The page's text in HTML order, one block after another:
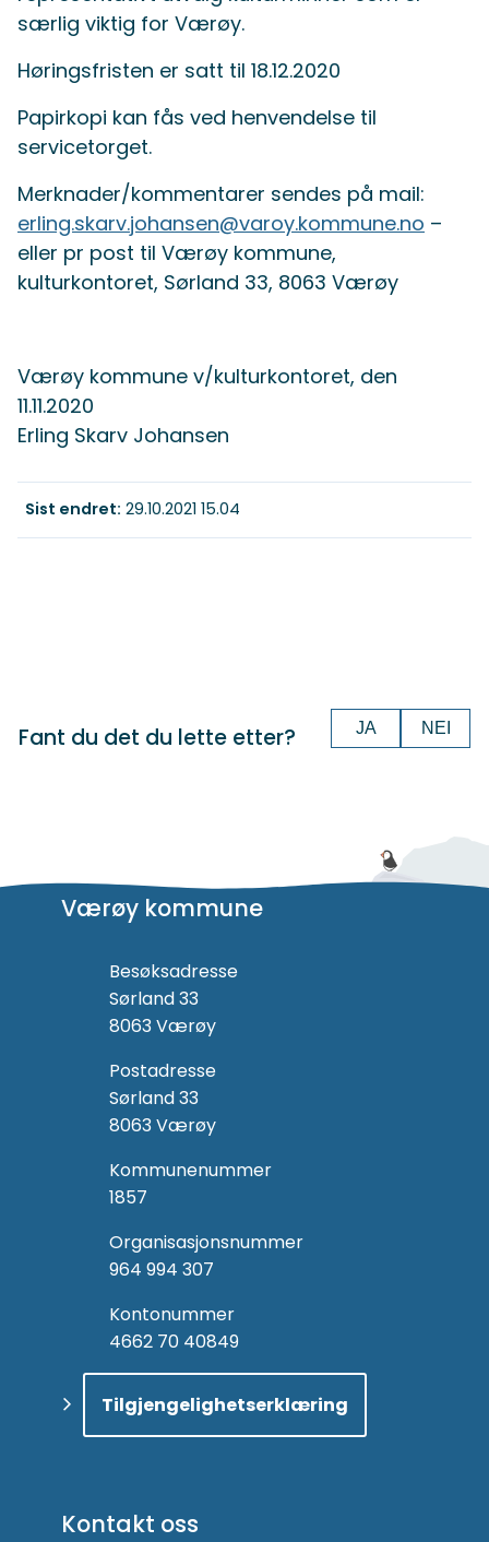
særlig viktig for Værøy.
Høringsfristen er satt til 18.12.2020
Papirkopi kan fås ved henvendelse til
servicetorget.
Merknader/kommentarer sendes på mail:
erling.skarv.johansen@varoy.kommune.no –
eller pr post til Værøy kommune,
kulturkontoret, Sørland 33, 8063 Værøy
Værøy kommune v/kulturkontoret, den
11.11.2020
Erling Skarv Johansen
Sist endret 29.10.2021 15.04
Fant du det du lette etter? JA NEI
Værøy kommune
Besøksadresse
Sørland 33
8063 Værøy
Postadresse
Sørland 33
8063 Værøy
Kommunenummer
1857
Organisasjonsnummer
964 994 307
Kontonummer
4662 70 40849
Tilgjengelighetserklæring
Kontakt oss